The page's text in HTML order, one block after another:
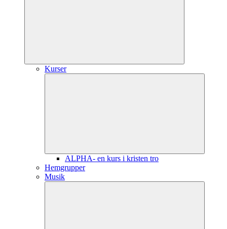
Kurser
ALPHA- en kurs i kristen tro
Hemgrupper
Musik